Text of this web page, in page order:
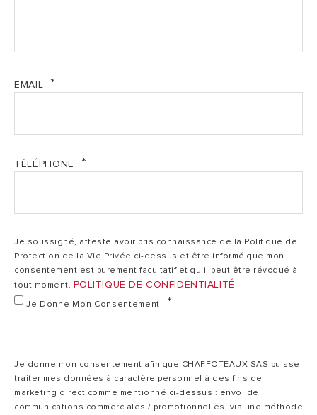
extérieur
Fluide
frigorigène /
/
R513a / 1.1 Kg
Certification NF
Électricité
Performance
*** ***
DONNÉES ErP
SANITAIRE
BALLON DE
STOCKAGE
THERMODYNAMIQUE
mb)
Nuos Split Inverter Wifi - Ariston- Documentation
Professionnel 2023 (PDF, 1.36 mb)
(PDF, 68.04 kb)
Nuos Split Inverter Wifi - Ariston-Manuel installation
utilisation (PDF, 2.47 mb)
EMAIL
TÉLÉPHONE
Je soussigné, atteste avoir pris connaissance de la Politique de
Protection de la Vie Privée ci-dessus et être informé que mon
consentement est purement facultatif et qu'il peut être révoqué à
tout moment. POLITIQUE DE CONFIDENTIALITÉ
Je Donne Mon Consentement
Je donne mon consentement afin que CHAFFOTEAUX SAS puisse
traiter mes données à caractère personnel à des fins de
marketing direct comme mentionné ci-dessus : envoi de
communications commerciales / promotionnelles, via une méthode